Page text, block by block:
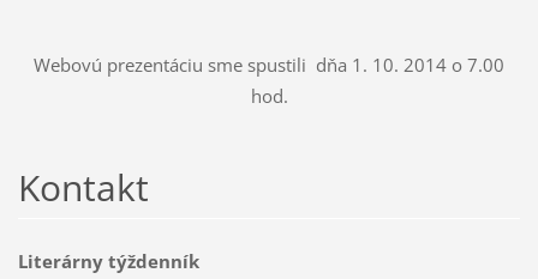
Webovú prezentáciu sme spustili dňa 1. 10. 2014 o 7.00
hod.
Kontakt
Literárny týždenník